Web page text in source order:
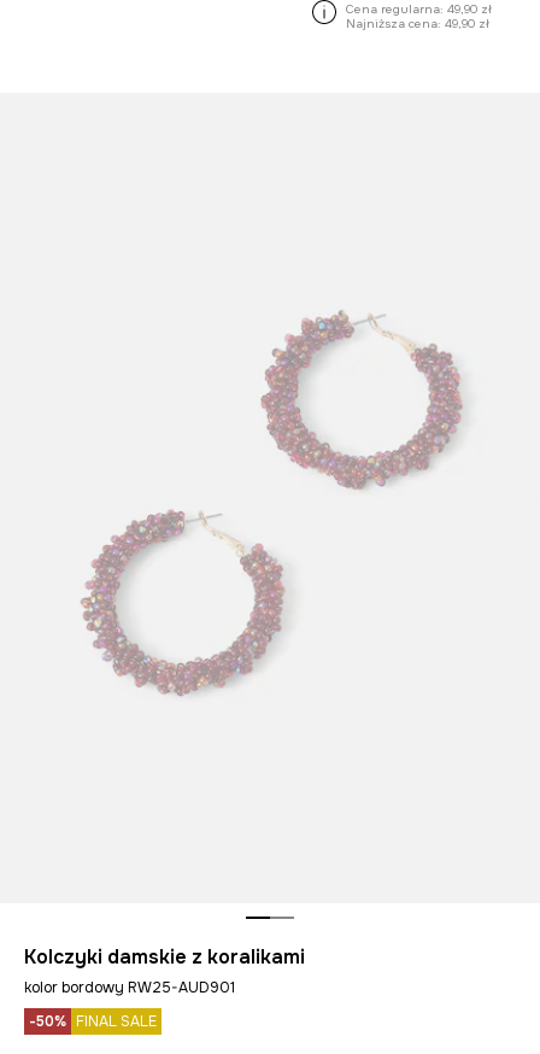
Cena regularna: 49,90 zł
Najniższa cena: 49,90 zł
Kolczyki damskie z koralikami
kolor bordowy RW25-AUD901
-50% FINAL SALE